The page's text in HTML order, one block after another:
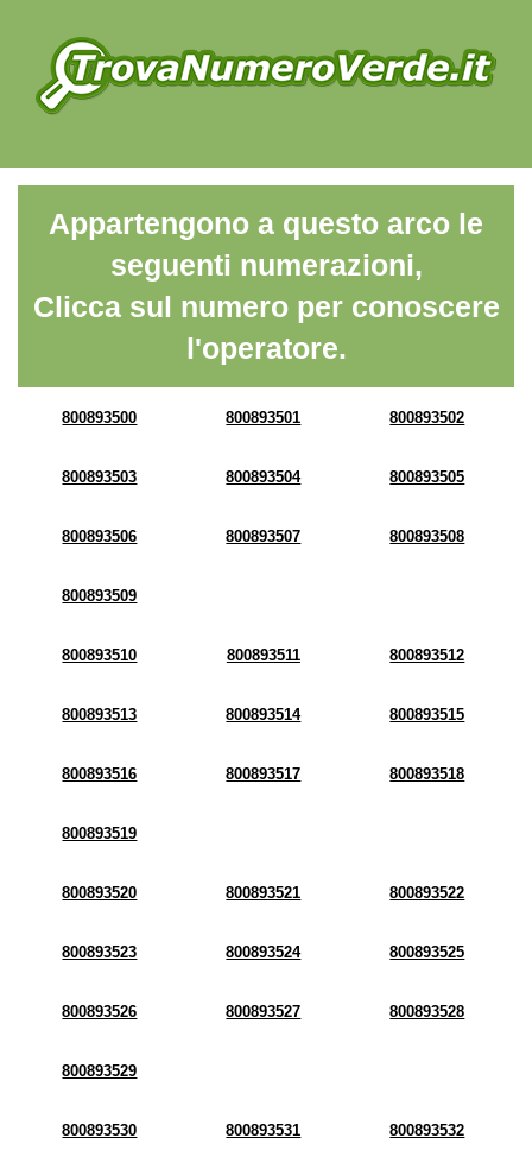
Appartengono a questo arco le
seguenti numerazioni,
Clicca sul numero per conoscere
l'operatore.
800893500 800893501 800893502
800893503 800893504 800893505
800893506 800893507 800893508
800893509
800893510 800893511 800893512
800893513 800893514 800893515
800893516 800893517 800893518
800893519
800893520 800893521 800893522
800893523 800893524 800893525
800893526 800893527 800893528
800893529
800893530 800893531 800893532